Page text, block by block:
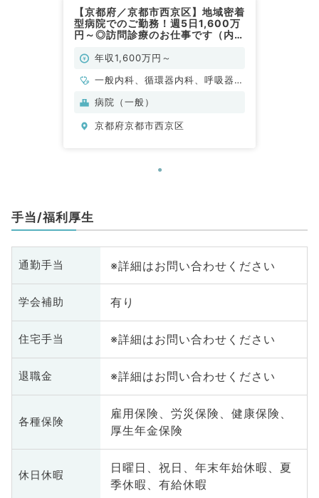
【京都府／京都市西京区】地域密着
型病院でのご勤務！週5日1,600万
円～◎訪問診療のお仕事です（内科
年収1,600万円～
一般内科、循環器内科、呼吸器内
科、消化器内科、内分泌・代謝内
病院（一般）
京都府京都市西京区
手当/福利厚生
通勤手当 ※詳細はお問い合わせください
学会補助 有り
住宅手当 ※詳細はお問い合わせください
退職金 ※詳細はお問い合わせください
各種保険
雇用保険、労災保険、健康保険、
厚生年金保険
休日休暇
日曜日、祝日、年末年始休暇、夏
季休暇、有給休暇